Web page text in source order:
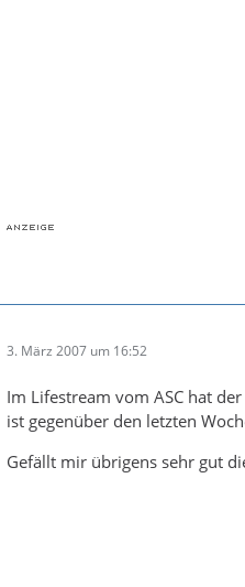
3. März 2007 um 16:52
Im Lifestream vom ASC hat
ist gegenüber den letzten
Gefällt mir übrigens sehr gut